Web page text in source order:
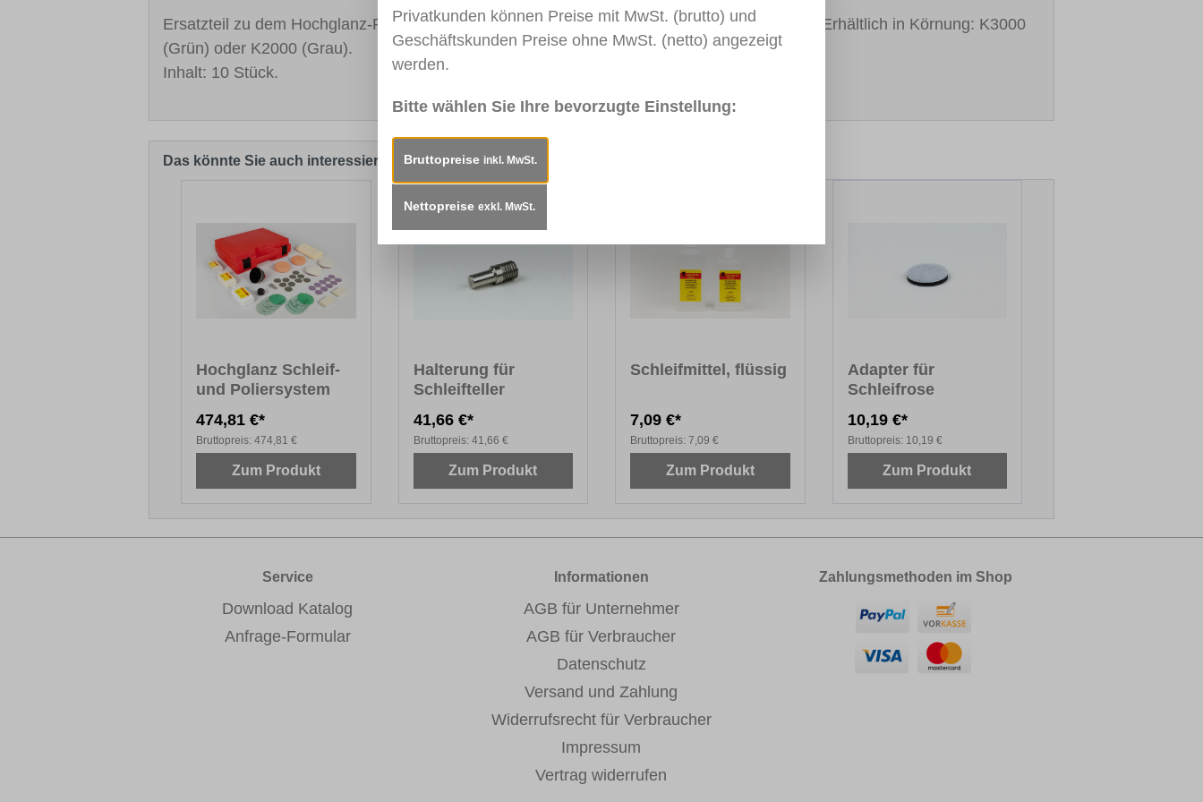
Ersatzteil zu dem Hochglanz-Poliersystem: Schleifrose für den Schleifteller "klein" (658502). Erhältlich in Körnung: K3000
(Grün) oder K2000 (Grau).
Inhalt: 10 Stück.
Das könnte Sie auch interessieren
Hochglanz Schleif-
und Poliersystem
474,81 €*
Bruttopreis: 474,81 €
Zum Produkt
Halterung für
Schleifteller
41,66 €*
Bruttopreis: 41,66 €
Zum Produkt
Schleifmittel, flüssig
7,09 €*
Bruttopreis: 7,09 €
Zum Produkt
Adapter für
Schleifrose
10,19 €*
Bruttopreis: 10,19 €
Zum Produkt
Service
Download Katalog
Anfrage-Formular
Informationen
AGB für Unternehmer
AGB für Verbraucher
Datenschutz
Versand und Zahlung
Widerrufsrecht für Verbraucher
Impressum
Vertrag widerrufen
Zahlungsmethoden im Shop
Privatkunden können Preise mit MwSt. (brutto) und
Geschäftskunden Preise ohne MwSt. (netto) angezeigt
werden.
Bitte wählen Sie Ihre bevorzugte Einstellung:
Bruttopreise inkl. MwSt.
Nettopreise exkl. MwSt.